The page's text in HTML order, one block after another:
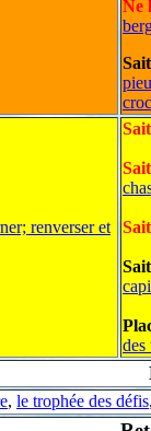
Ne
renverser et
des
, le trophée des défis